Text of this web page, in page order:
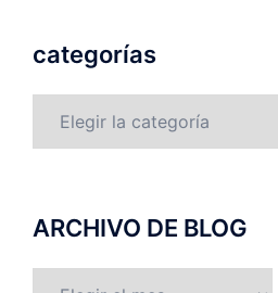
categorías
ARCHIVO DE BLOG